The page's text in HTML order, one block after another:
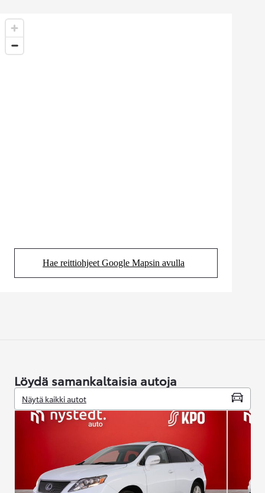
Hae reittiohjeet Google Mapsin avulla
(Aukeaa uudessa välilehdessä)
Löydä samankaltaisia autoja
Näytä kaikki autot